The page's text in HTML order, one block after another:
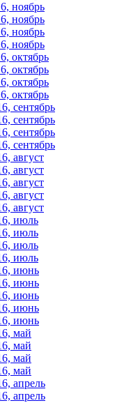
ноябрь
ноябрь
ноябрь
ноябрь
октябрь
октябрь
октябрь
октябрь
сентябрь
сентябрь
сентябрь
сентябрь
август
август
август
август
август
июль
июль
июль
июль
июнь
июнь
июнь
июнь
июнь
май
май
май
май
апрель
апрель